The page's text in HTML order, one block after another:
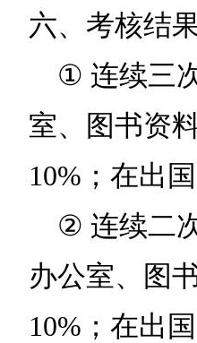
六、考核结
① 连续三
室、图书资
10% ；在出
② 连续二
办公室、图
10% ；在出